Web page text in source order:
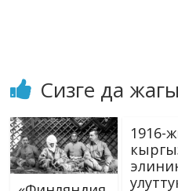
Сизге да
1916-